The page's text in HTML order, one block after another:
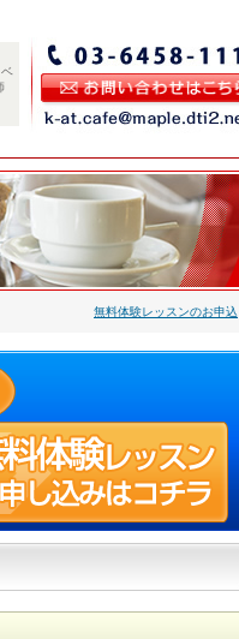
無料体験レッスンのお申込